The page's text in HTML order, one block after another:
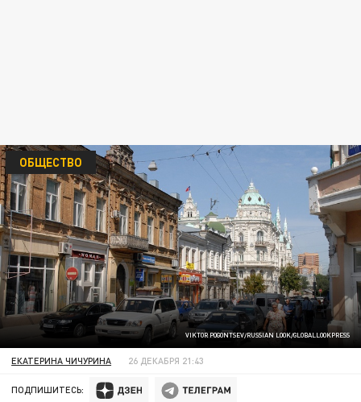
VIKTOR POGONTSEV/RUSSIAN LOOK/GLOBALLOOKPRESS
ОБЩЕСТВО
ЕКАТЕРИНА ЧИЧУРИНА 26 ДЕКАБРЯ 21:43
ПОДПИШИТЕСЬ: